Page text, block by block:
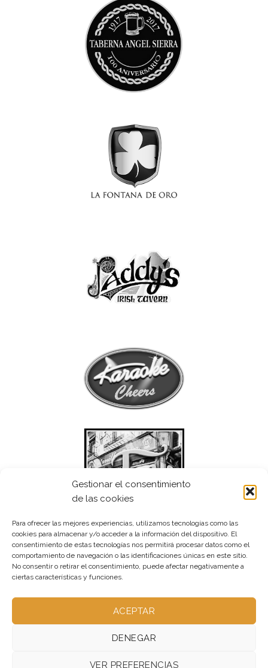
Gestionar el consentimiento
de las cookies
Para ofrecer las mejores experiencias, utilizamos tecnologías como las
cookies para almacenar y/o acceder a la información del dispositivo. El
consentimiento de estas tecnologías nos permitirá procesar datos como el
comportamiento de navegación o las identificaciones únicas en este sitio.
No consentir o retirar el consentimiento, puede afectar negativamente a
ciertas características y funciones.
ACEPTAR
DENEGAR
VER PREFERENCIAS